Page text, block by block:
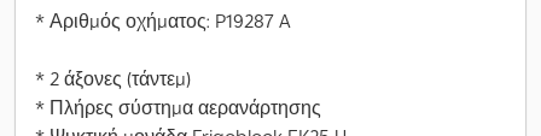
* Αριθμός οχήματος: P19287 A
* 2 άξονες (τάντεμ)
* Πλήρες σύστημα αερανάρτησης